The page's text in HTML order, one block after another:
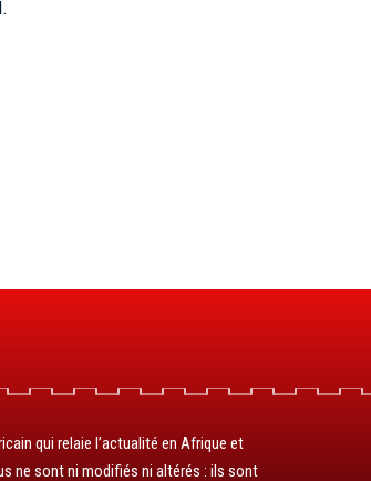
qui relaie l’actualité en Afrique et
ne sont ni modifiés ni altérés : ils sont